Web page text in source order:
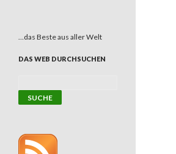
…das Beste aus aller Welt
DAS WEB DURCHSUCHEN